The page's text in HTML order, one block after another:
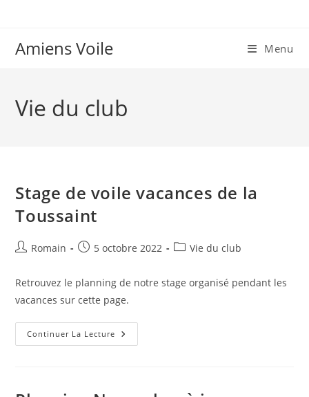
contentAmiens Voile Menu
Vie du club
Stage de voile vacances de la
Toussaint
Auteur/autrice
la
publication :
Romain
Publication
5 octobre 2022
PostVie du club
Retrouvez le planning de notre stage organisé pendant les
vacances sur cette page.
Continuer La Lecture Stage
De
Toussaint